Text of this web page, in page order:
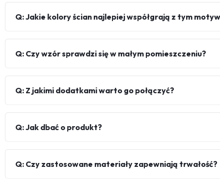
Q: Jakie kolory ścian najlepiej współgrają z tym
Q: Czy wzór sprawdzi się w małym pomieszczeniu?
Q: Z jakimi dodatkami warto go połączyć?
Q: Jak dbać o produkt?
Q: Czy zastosowane materiały zapewniają trwałość?